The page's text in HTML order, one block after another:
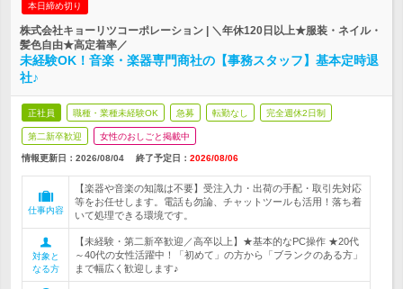
本日締め切り
株式会社キョーリツコーポレーション | ＼年休120日以上★服装・ネイル・
髪色自由★高定着率／
未経験OK！音楽・楽器専門商社の【事務スタッフ】基本定時退
社♪
正社員 職種・業種未経験OK 急募 転勤なし 完全週休2日制
第二新卒歓迎 女性のおしごと掲載中
情報更新日：2026/08/04 終了予定日： 2026/08/06
仕事内容
【楽器や音楽の知識は不要】受注入力・出荷の手配・取引先対応
等をお任せします。電話も勿論、チャットツールも活用！落ち着
いて処理できる環境です。
対象と
なる方
【未経験・第二新卒歓迎／高卒以上】★基本的なPC操作 ★20代
～40代の女性活躍中！「初めて」の方から「ブランクのある方」
まで幅広く歓迎します♪